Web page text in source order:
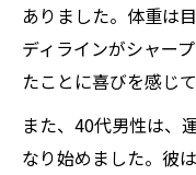
ありました。体重は
ディラインがシャー
たことに喜びを感じ
また、40代男性は、
なり始めました。彼